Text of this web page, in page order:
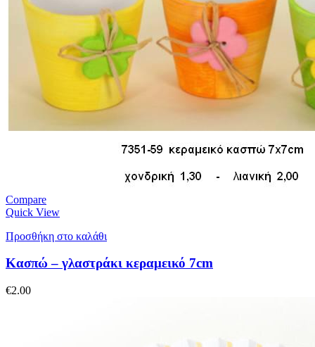
Compare
Quick View
Προσθήκη στο καλάθι
Κασπώ – γλαστράκι κεραμεικό 7cm
€2.00